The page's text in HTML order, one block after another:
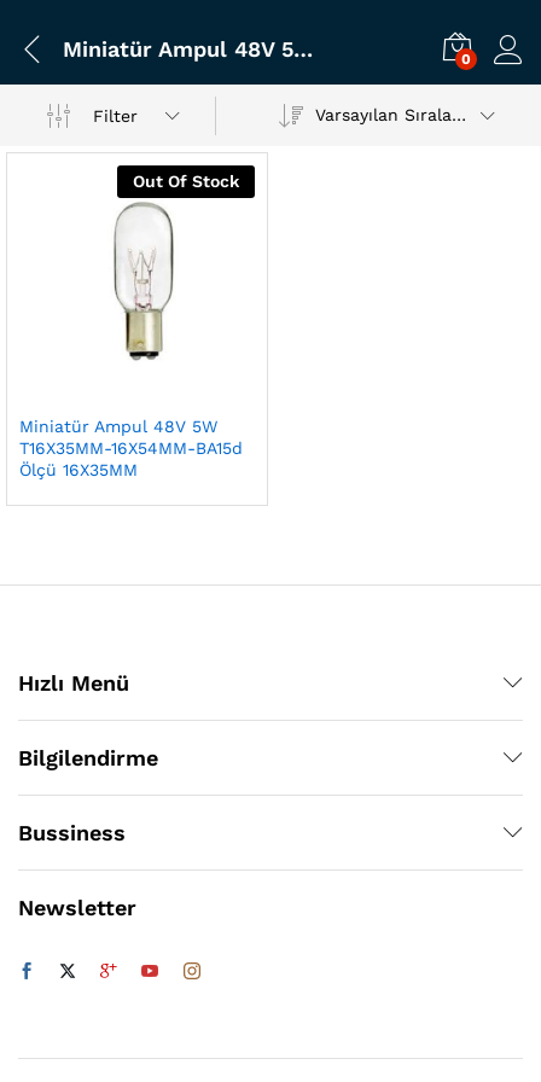
Miniatür Ampul 48V 5W T16X35MM-16X54MM-BA15d Ölçü 16X35MM 0
Filter Varsayılan Sıralama
Out Of Stock
Miniatür Ampul 48V 5W
T16X35MM-16X54MM-BA15d
Ölçü 16X35MM
Hızlı Menü
Bilgilendirme
Bussiness
Newsletter